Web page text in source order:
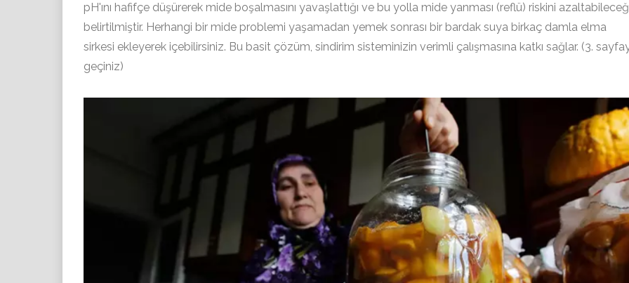
pH'ını hafifçe düşürerek mide boşalmasını yavaşlattığı ve bu yolla mide yanması (reflü) riskini
belirtilmiştir. Herhangi bir mide problemi yaşamadan yemek sonrası bir bardak suya birkaç damla elma
sirkesi ekleyerek içebilirsiniz. Bu basit çözüm, sindirim sisteminizin verimli çalışmasına katkı sağlar. (3.
geçiniz)